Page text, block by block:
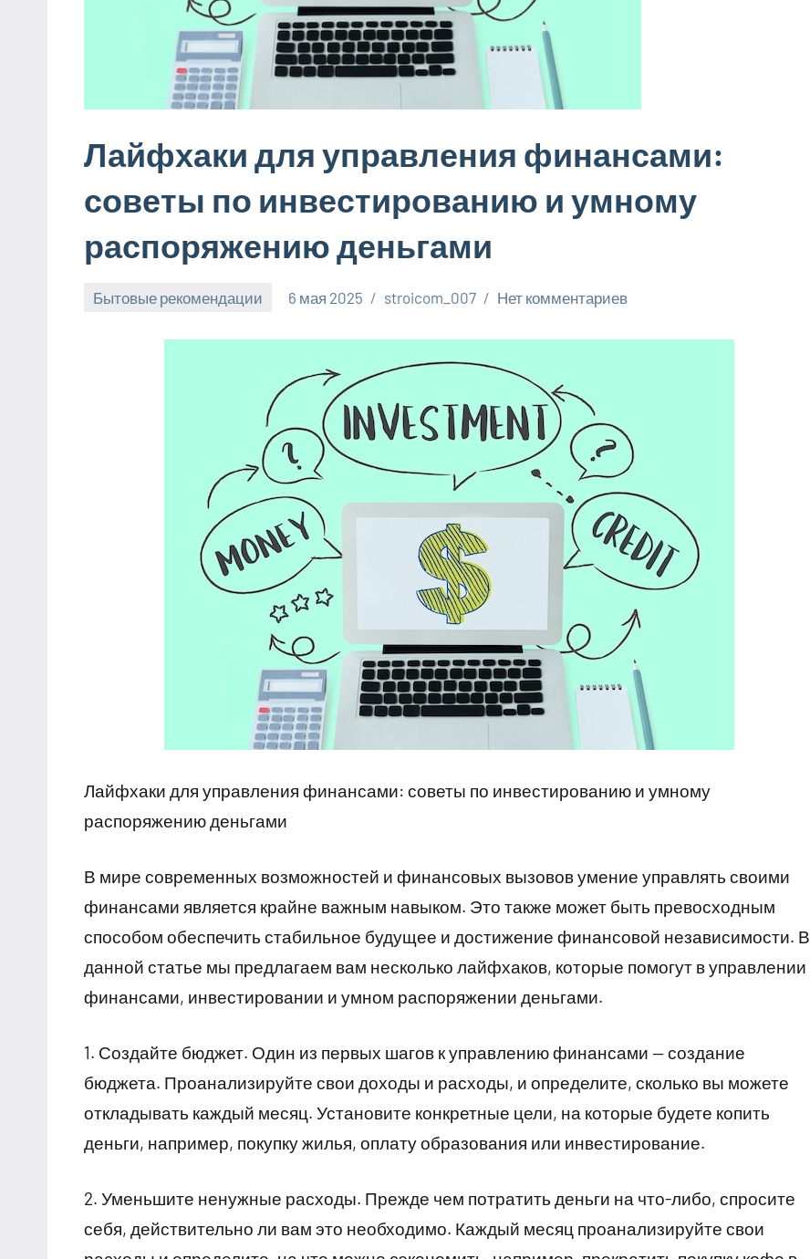
Лайфхаки для управления финансами:
советы по инвестированию и умному
распоряжению деньгами
Бытовые рекомендации 6 мая 2025 stroicom_007 Нет комментариев
Лайфхаки для управления финансами: советы по инвестированию и умному
распоряжению деньгами
В мире современных возможностей и финансовых вызовов умение управлять своими
финансами является крайне важным навыком. Это также может быть превосходным
способом обеспечить стабильное будущее и достижение финансовой независимости. В
данной статье мы предлагаем вам несколько лайфхаков, которые помогут в управлении
финансами, инвестировании и умном распоряжении деньгами.
1. Создайте бюджет. Один из первых шагов к управлению финансами — создание
бюджета. Проанализируйте свои доходы и расходы, и определите, сколько вы можете
откладывать каждый месяц. Установите конкретные цели, на которые будете копить
деньги, например, покупку жилья, оплату образования или инвестирование.
2. Уменьшите ненужные расходы. Прежде чем потратить деньги на что-либо, спросите
себя, действительно ли вам это необходимо. Каждый месяц проанализируйте свои